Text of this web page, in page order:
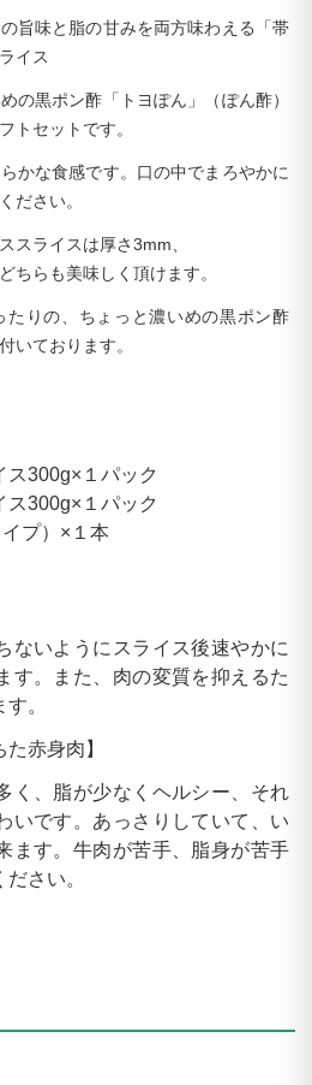
旨味と脂の甘みを両方味わえる「帯
イス
の黒ポン酢「トヨぽん」（ぽん酢）
トセットです。
かな食感です。口の中でまろやかに
ださい。
スライスは厚さ3mm、
ちらも美味しく頂けます。
たりの、ちょっと濃いめの黒ポン酢
いております。
ス300g×１パック
ス300g×１パック
プ）×１本
ないようにスライス後速やかに
す。また、肉の変質を抑えるた
。
赤身肉】
く、脂が少なくヘルシー、それ
いです。あっさりしていて、い
ます。牛肉が苦手、脂身が苦手
さい。